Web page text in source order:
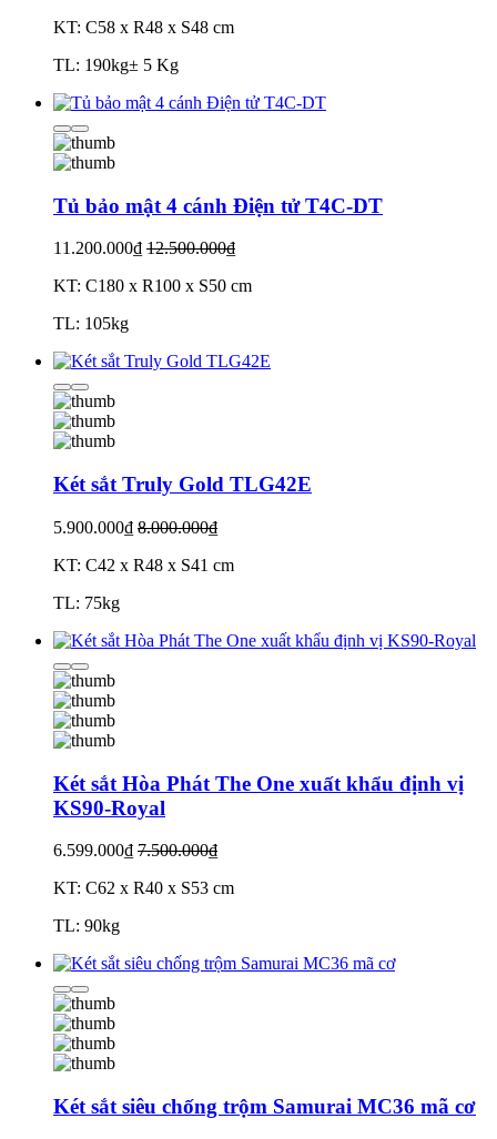
KT: C58 x R48 x S48 cm
TL: 190kg± 5 Kg
Tủ bảo mật 4 cánh Điện tử T4C-DT
11.200.000₫ 12.500.000₫
KT: C180 x R100 x S50 cm
TL: 105kg
Két sắt Truly Gold TLG42E
5.900.000₫ 8.000.000₫
KT: C42 x R48 x S41 cm
TL: 75kg
Két sắt Hòa Phát The One xuất khẩu định vị
KS90-Royal
6.599.000₫ 7.500.000₫
KT: C62 x R40 x S53 cm
TL: 90kg
Két sắt siêu chống trộm Samurai MC36 mã cơ